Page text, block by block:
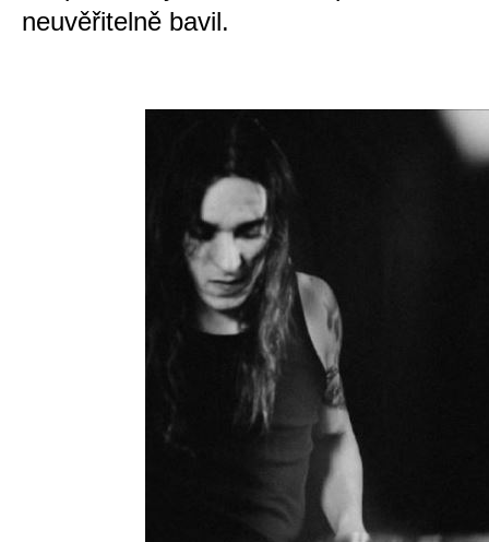
neuvěřitelně bavil.